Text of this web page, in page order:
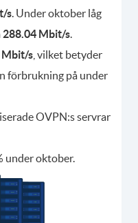
s. Under oktober låg
288.04 Mbit/s.
Mbit/s , vilket betyder
förbrukning på under
OVPN:s servrar
under oktober.